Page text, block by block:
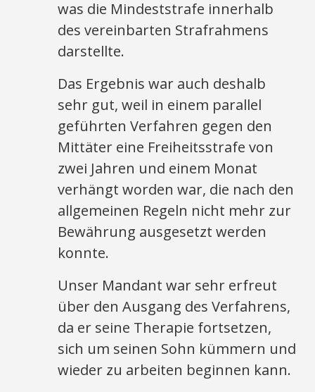
was die Mindeststrafe innerhalb
des vereinbarten Strafrahmens
darstellte.
Das Ergebnis war auch deshalb
sehr gut, weil in einem parallel
geführten Verfahren gegen den
Mittäter eine Freiheitsstrafe von
zwei Jahren und einem Monat
verhängt worden war, die nach den
allgemeinen Regeln nicht mehr zur
Bewährung ausgesetzt werden
konnte.
Unser Mandant war sehr erfreut
über den Ausgang des Verfahrens,
da er seine Therapie fortsetzen,
sich um seinen Sohn kümmern und
wieder zu arbeiten beginnen kann.